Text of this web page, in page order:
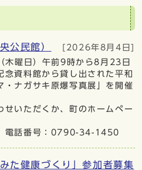
公民館） [2026年8月4日]
木曜日）午前9時から8月23日
念資料館から貸し出された平和
・ナガサキ原爆写真展」を開催
せいただくか、町のホームペー
電話番号：0790-34-1450
た健康づくり」参加者募集